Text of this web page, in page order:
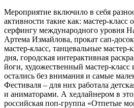
Мероприятие включило в себя
активности такие как: мастер-класс
серфингу международного уровня
Артема Измайлова, прокат сап-
мастер-класс, танцевальные
дня, городская интерактивная
йоги, художественный мастер-
остались без внимания и самые
Фестиваля – для них работала
и аниматорами. А хедлайнером в
российская поп-группа «Отпетые